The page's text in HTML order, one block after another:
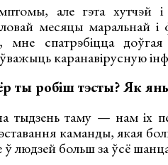
але гэта хутчэй
месяцы маральнай і
мне спатрэбіцца
каранавірусную
ты робіш тэсты? Як
тыдзень таму — нам іх
каманды, якая
людзей больш за ўсё